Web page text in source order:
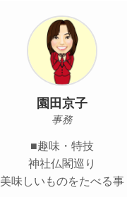
園田京子
事務
■趣味・特技
神社仏閣巡り
美味しいものをたべる事